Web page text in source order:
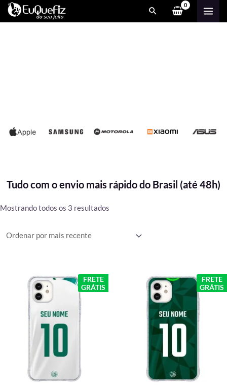
Tudo com o envio mais rápido do Brasil (até 48h)
Mostrando todos os 3 resultados
FRETE
GRÁTIS
O
preço
original
era:
R$ 59,90.
O
preço
atual
R$ 49,90.
FRETE
GRÁTIS
O
preço
original
era:
R$ 59,90.
O
preço
atual
R$ 49,90.